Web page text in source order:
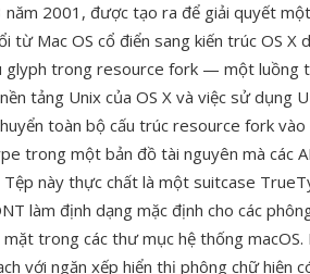
năm 2001, được tạo ra để giải quyết
từ Mac OS cổ điển sang kiến trúc OS X
glyph trong resource fork — một luồng
tảng Unix của OS X và việc sử dụng
toàn bộ cấu trúc resource fork
trong một bản đồ tài nguyên mà các
này thực chất là một suitcase
làm định dạng mặc định cho các
mặt trong các thư mục hệ thống
với ngăn xếp hiển thị phông chữ hiện